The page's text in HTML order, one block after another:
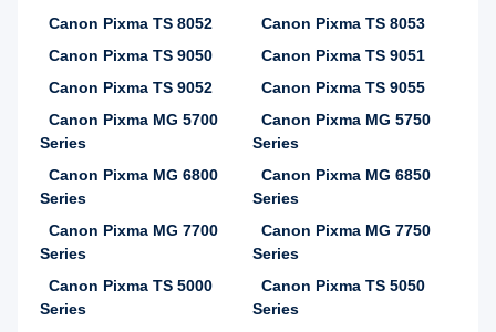
Canon Pixma TS 8052
Canon Pixma TS 8053
Canon Pixma TS 9050
Canon Pixma TS 9051
Canon Pixma TS 9052
Canon Pixma TS 9055
Canon Pixma MG 5700
Series
Canon Pixma MG 5750
Series
Canon Pixma MG 6800
Series
Canon Pixma MG 6850
Series
Canon Pixma MG 7700
Series
Canon Pixma MG 7750
Series
Canon Pixma TS 5000
Series
Canon Pixma TS 5050
Series